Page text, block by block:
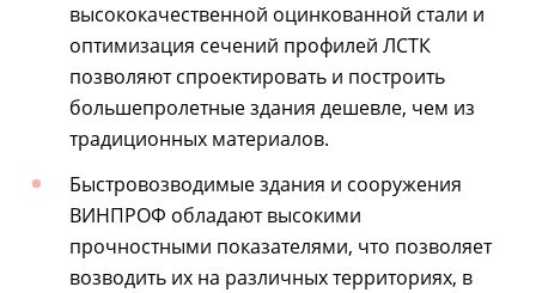
высококачественной оцинкованной стали и
оптимизация сечений профилей ЛСТК
позволяют спроектировать и построить
большепролетные здания дешевле, чем из
традиционных материалов.
Быстровозводимые здания и сооружения
ВИНПРОФ обладают высокими
прочностными показателями, что позволяет
возводить их на различных территориях, в